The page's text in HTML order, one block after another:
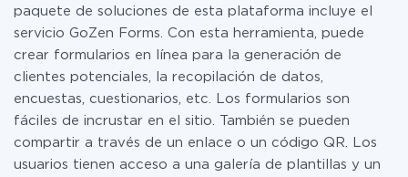
paquete de soluciones de esta plataforma incluye el
servicio GoZen Forms. Con esta herramienta, puede
crear formularios en línea para la generación de
clientes potenciales, la recopilación de datos,
encuestas, cuestionarios, etc. Los formularios son
fáciles de incrustar en el sitio. También se pueden
compartir a través de un enlace o un código QR. Los
usuarios tienen acceso a una galería de plantillas y un